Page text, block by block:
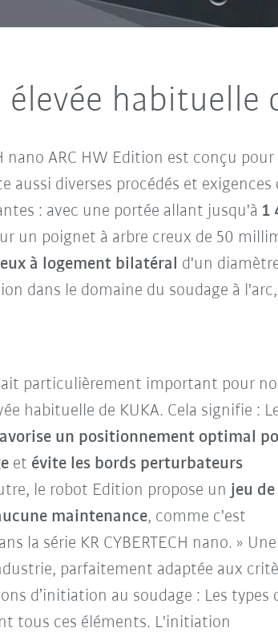
habituelle
nano ARC HW Edition est conçu pour
aussi diverses procédés et
: avec une portée allant jusqu'à 1
un poignet à arbre creux de 50
à logement bilatéral d'un
dans le domaine du soudage à
particulièrement important pour
habituelle de KUKA. Cela signifie :
un positionnement optimal
et évite les bords perturbateurs
le robot Edition propose un jeu de
maintenance, comme c'est
la série KR CYBERTECH nano. » Une
parfaitement adaptée aux
d’initiation au soudage : Les types
tous ces éléments. L'initiation